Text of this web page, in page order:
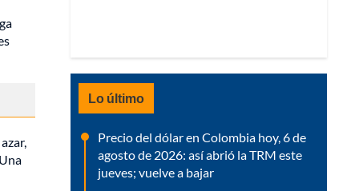
Lo último
Precio del dólar en Colombia hoy, 6 de
agosto de 2026: así abrió la TRM este
jueves; vuelve a bajar